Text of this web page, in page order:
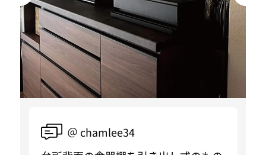
＠ chamlee34